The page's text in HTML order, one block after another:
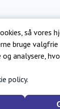
så vores
bruge
analysere,
policy.